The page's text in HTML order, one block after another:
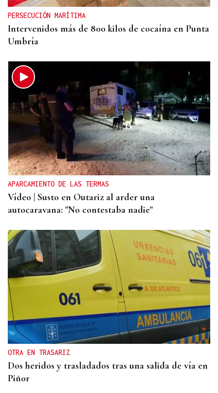
PERSECUCIÓN MARÍTIMA
Intervenidos más de 800 kilos de cocaína en Punta
Umbría
APARCAMIENTO DE LAS TERMAS
Vídeo | Susto en Outariz al arder una
autocaravana: "No contestaba nadie"
OTRA EN TRASARIZ
Dos heridos y trasladados tras una salida de vía en
Piñor